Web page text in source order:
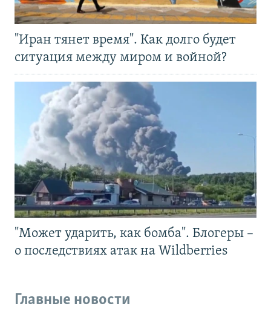
"Иран тянет время". Как долго будет
ситуация между миром и войной?
"Может ударить, как бомба". Блогеры –
о последствиях атак на Wildberries
Главные новости